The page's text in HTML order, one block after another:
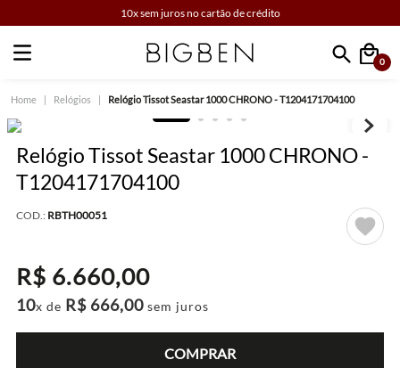
10x sem juros no cartão de crédito
Faça sua busca
0
Relógios Relógio Tissot Seastar 1000 CHRONO - T1204171704100
Relógio Tissot Seastar 1000 CHRONO -
T1204171704100
COD.: RBTH00051
R$ 6.660,00
10x de R$ 666,00 sem juros
COMPRAR